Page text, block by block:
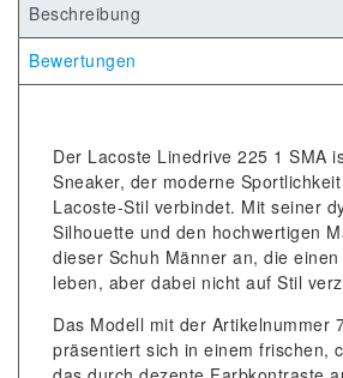
Beschreibung
Bewertungen
Der Lacoste Linedrive 225 1 SMA
Sneaker, der moderne
Lacoste-Stil verbindet. Mit seiner
Silhouette und den hochwertigen
dieser Schuh Männer an, die
leben, aber dabei nicht auf Stil
Das Modell mit der Artikelnummer
präsentiert sich in einem frischen,